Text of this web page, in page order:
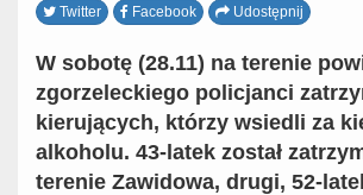
Twitter Facebook Udostępnij
W sobotę (28.11) na terenie
zgorzeleckiego policjanci
kierujących, którzy wsiedli za
alkoholu. 43-latek został
terenie Zawidowa, drugi, 52-